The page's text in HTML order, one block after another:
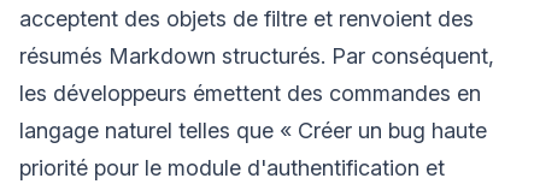
acceptent des objets de filtre et renvoient des
résumés Markdown structurés. Par conséquent,
les développeurs émettent des commandes en
langage naturel telles que « Créer un bug haute
priorité pour le module d'authentification et